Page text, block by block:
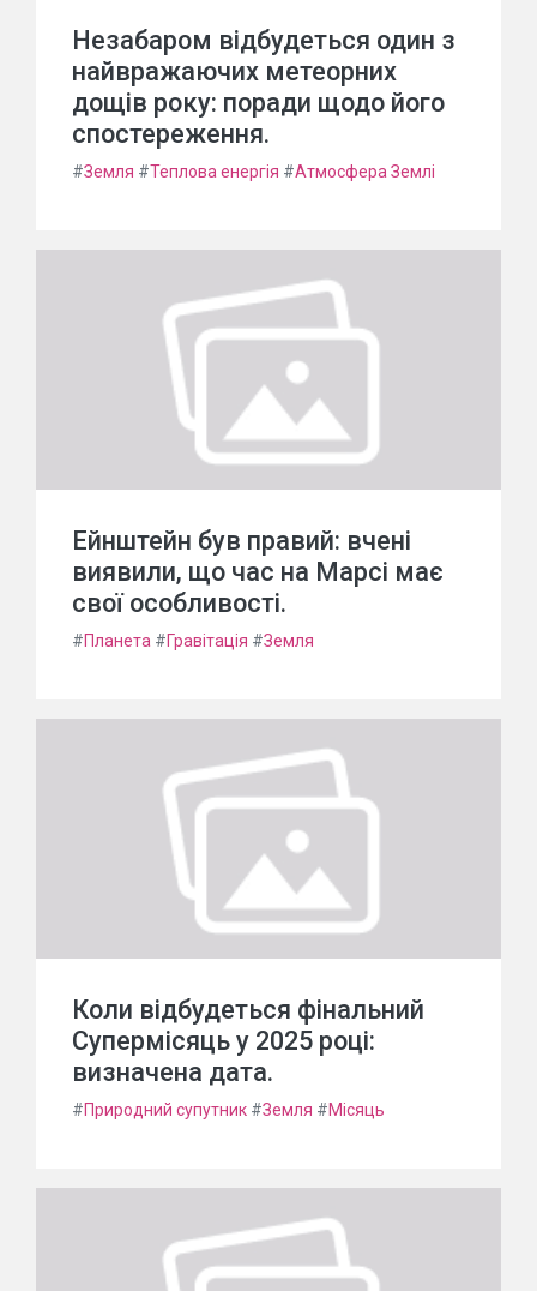
Незабаром відбудеться один з
найвражаючих метеорних
дощів року: поради щодо його
спостереження.
#Земля #Теплова енергія #Атмосфера Землі
Ейнштейн був правий: вчені
виявили, що час на Марсі має
свої особливості.
#Планета #Гравітація #Земля
Коли відбудеться фінальний
Супермісяць у 2025 році:
визначена дата.
#Природний супутник #Земля #Місяць